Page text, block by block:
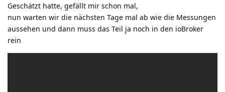
Geschätzt hatte, gefällt mir schon mal,
nun warten wir die nächsten Tage mal ab wie die Messungen
aussehen und dann muss das Teil ja noch in den ioBroker
rein